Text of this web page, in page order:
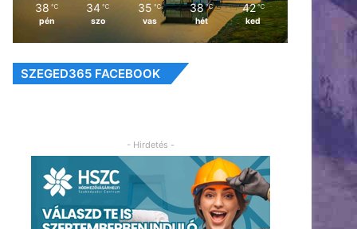
38 ℃
pén
34 ℃
szo
35 ℃
vas
38 ℃
hét
42 ℃
ked
SZEGED365 FACEBOOK
- Hirdetés -